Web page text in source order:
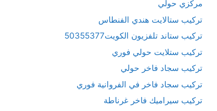
مركزي حولي
تركيب ستالايت هندي الفنطاس
تركيب ستاند تلفزيون الكويت50355377
تركيب ستلايت حولي فوري
تركيب سجاد فاخر حولي
تركيب سجاد فاخر في الفروانية فوري
تركيب سيراميك فاخر غرناطة